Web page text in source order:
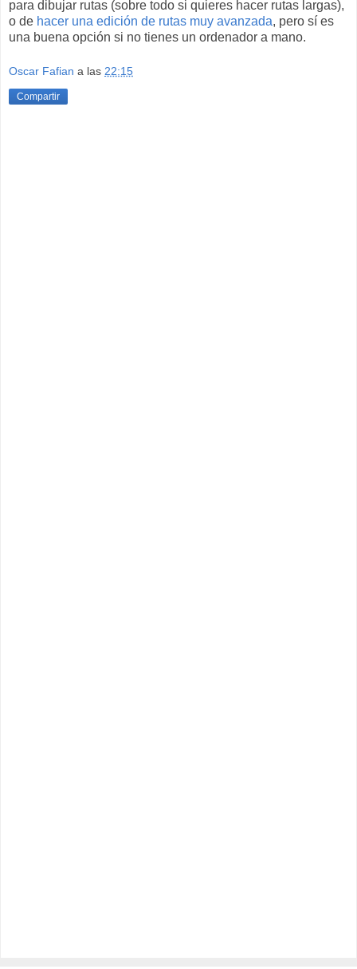
para dibujar rutas (sobre todo si quieres hacer rutas largas),
o de hacer una edición de rutas muy avanzada, pero sí es
una buena opción si no tienes un ordenador a mano.
Oscar Fafian a las 22:15
Compartir